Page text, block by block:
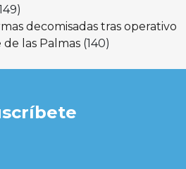
decomisadas tras operativo
de las Palmas (140)